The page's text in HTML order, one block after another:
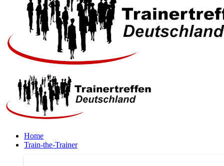
Home
Train-the-Trainer